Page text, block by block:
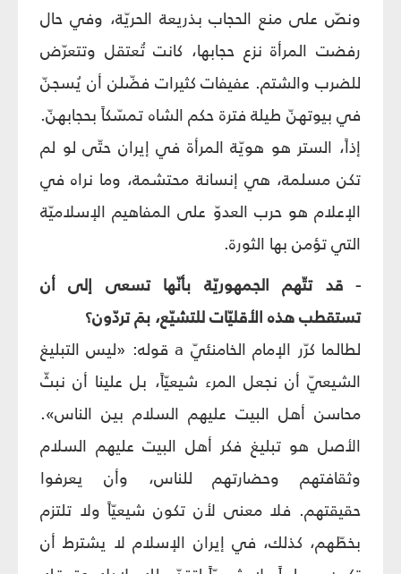
ونصّ على منع الحجاب بذريعة الحريّة، وفي حال
رفضت المرأة نزع حجابها، كانت تُعتقل وتتعرّض
للضرب والشتم. عفيفات كثيرات فضّلن أن يُسجنّ
في بيوتهنّ طيلة فترة حكم الشاه تمسّكاً بحجابهنّ.
إذاً، الستر هو هويّة المرأة في إيران حتّى لو لم
تكن مسلمة، هي إنسانة محتشمة، وما نراه في
الإعلام هو حرب العدوّ على المفاهيم الإسلاميّة
التي تؤمن بها الثورة.
- قد تتّهم الجمهوريّة بأنّها تسعى إلى أن
تستقطب هذه الأقليّات للتشيّع، بمَ تردّون؟
لطالما كرّر الإمام الخامنئيّ a قوله: «ليس التبليغ
الشيعيّ أن نجعل المرء شيعيّاً، بل علينا أن نبثّ
محاسن أهل البيت عليهم السلام بين الناس».
الأصل هو تبليغ فكر أهل البيت عليهم السلام
وثقافتهم وحضارتهم للناس، وأن يعرفوا
حقيقتهم. فلا معنى لأن تكون شيعيّاً ولا تلتزم
بخطّهم، كذلك، في إيران الإسلام لا يشترط أن